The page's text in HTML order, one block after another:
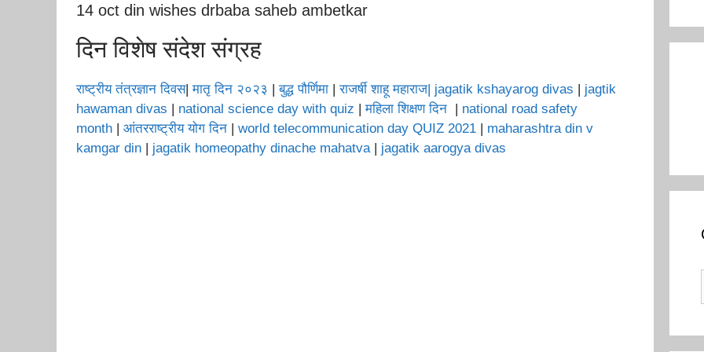
14 oct din wishes drbaba saheb ambetkar
दिन विशेष संदेश संग्रह
राष्ट्रीय तंत्रज्ञान दिवस|मातृ दिन २०२३ |बुद्ध पौर्णिमा |राजर्षी शाहू महाराज | jagatik kshayarog divas
jagtik
hawaman divas
national science day with quiz |महिला शिक्षण दिन
national road safety
month
आंतरराष्ट्रीय योग दिन world telecommunication day QUIZ 2021
maharashtra din v
kamgar din
jagatik homeopathy dinache mahatva jagatik aarogya divas